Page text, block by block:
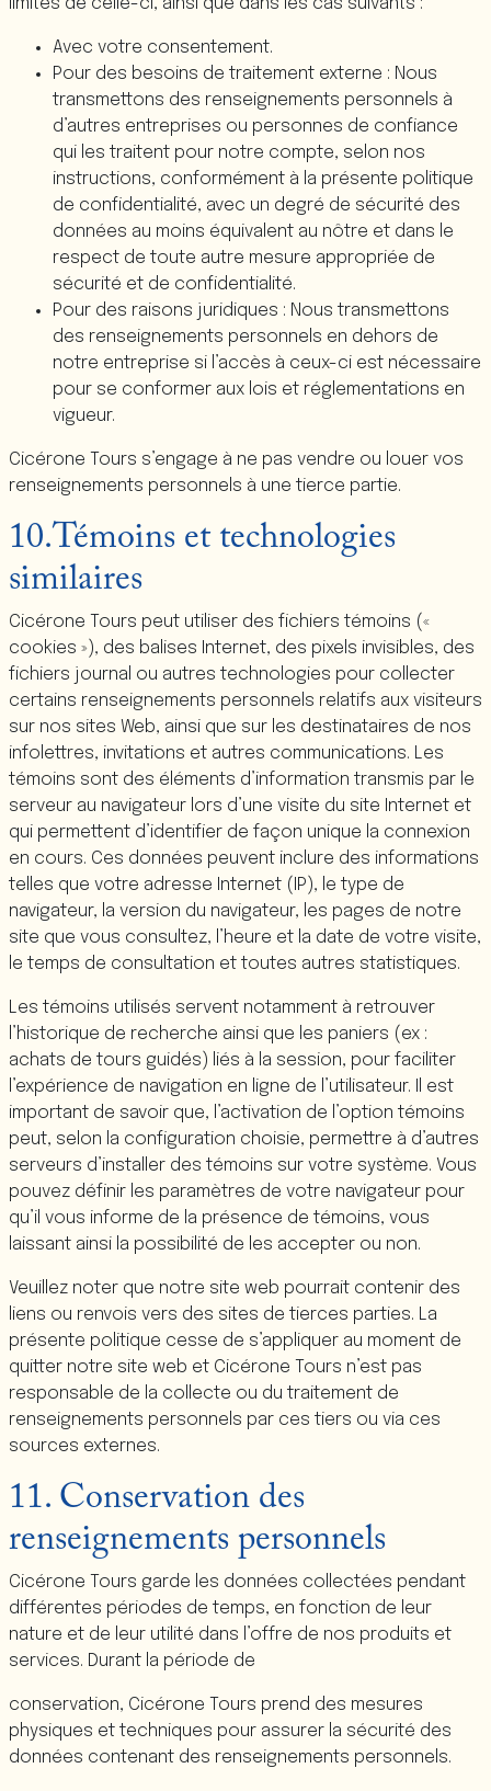
limites de celle-ci, ainsi que dans les cas suivants :
Avec votre consentement.
Pour des besoins de traitement externe : Nous
transmettons des renseignements personnels à
d’autres entreprises ou personnes de confiance
qui les traitent pour notre compte, selon nos
instructions, conformément à la présente politique
de confidentialité, avec un degré de sécurité des
données au moins équivalent au nôtre et dans le
respect de toute autre mesure appropriée de
sécurité et de confidentialité.
Pour des raisons juridiques : Nous transmettons
des renseignements personnels en dehors de
notre entreprise si l’accès à ceux-ci est nécessaire
pour se conformer aux lois et réglementations en
vigueur.
Cicérone Tours s’engage à ne pas vendre ou louer vos
renseignements personnels à une tierce partie.
10.Témoins et technologies
similaires
Cicérone Tours peut utiliser des fichiers témoins («
cookies »), des balises Internet, des pixels invisibles, des
fichiers journal ou autres technologies pour collecter
certains renseignements personnels relatifs aux visiteurs
sur nos sites Web, ainsi que sur les destinataires de nos
infolettres, invitations et autres communications. Les
témoins sont des éléments d’information transmis par le
serveur au navigateur lors d’une visite du site Internet et
qui permettent d’identifier de façon unique la connexion
en cours. Ces données peuvent inclure des informations
telles que votre adresse Internet (IP), le type de
navigateur, la version du navigateur, les pages de notre
site que vous consultez, l’heure et la date de votre visite,
le temps de consultation et toutes autres statistiques.
Les témoins utilisés servent notamment à retrouver
l’historique de recherche ainsi que les paniers (ex :
achats de tours guidés) liés à la session, pour faciliter
l’expérience de navigation en ligne de l’utilisateur. Il est
important de savoir que, l’activation de l’option témoins
peut, selon la configuration choisie, permettre à d’autres
serveurs d’installer des témoins sur votre système. Vous
pouvez définir les paramètres de votre navigateur pour
qu’il vous informe de la présence de témoins, vous
laissant ainsi la possibilité de les accepter ou non.
Veuillez noter que notre site web pourrait contenir des
liens ou renvois vers des sites de tierces parties. La
présente politique cesse de s’appliquer au moment de
quitter notre site web et Cicérone Tours n’est pas
responsable de la collecte ou du traitement de
renseignements personnels par ces tiers ou via ces
sources externes.
11. Conservation des
renseignements personnels
Cicérone Tours garde les données collectées pendant
différentes périodes de temps, en fonction de leur
nature et de leur utilité dans l’offre de nos produits et
services. Durant la période de
conservation, Cicérone Tours prend des mesures
physiques et techniques pour assurer la sécurité des
données contenant des renseignements personnels.